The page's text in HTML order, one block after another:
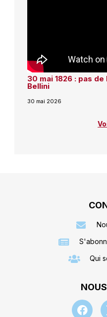
30 mai 1826 : pas
Bellini
30 mai 2026
Qui